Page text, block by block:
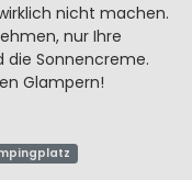
nicht machen.
nur Ihre
die Sonnencreme.
Glampern!